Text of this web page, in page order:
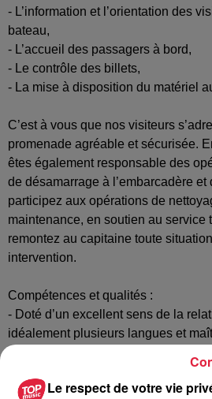
- L’information et l’orientation des
bateau,
- L’accueil des passagers à bord,
- Le contrôle des billets,
- La mise à disposition du matériel
C’est à vous que nos visiteurs
promenade agréable et sécurisée.
êtes également responsable des
de désamarrage à l’embarcadère
participez aux opérations de
maintenance, en soutien au service
remontez au capitaine toute
intervention.
Compétences et qualités :
- Doté d’un excellent sens de la
idéalement plusieurs langues et
- La formation Homme de Pont & la
service sont un vrai plus
Le respect de votre vie